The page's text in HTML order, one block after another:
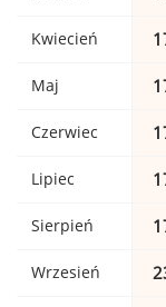
Kwiecień
Maj
Czerwiec
Lipiec
Sierpień
Wrzesień